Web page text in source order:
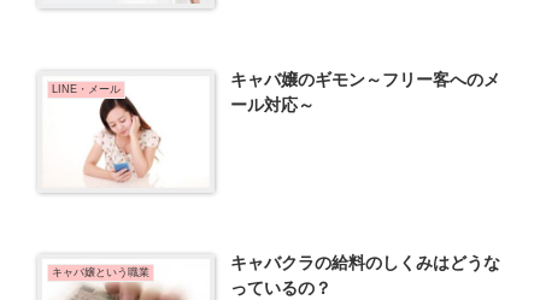
LINE・メール
キャバ嬢のギモン～フリー客へのメ
ール対応～
キャバ嬢という職業
キャバクラの給料のしくみはどうな
っているの？